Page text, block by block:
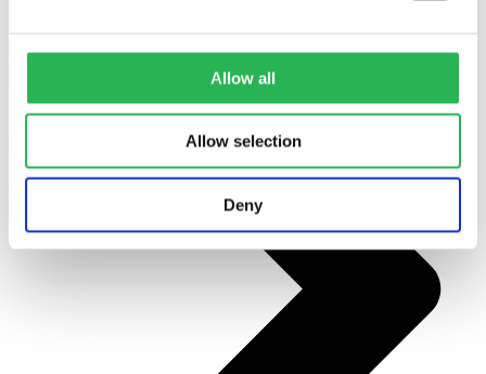
Allow all
Allow selection
Deny